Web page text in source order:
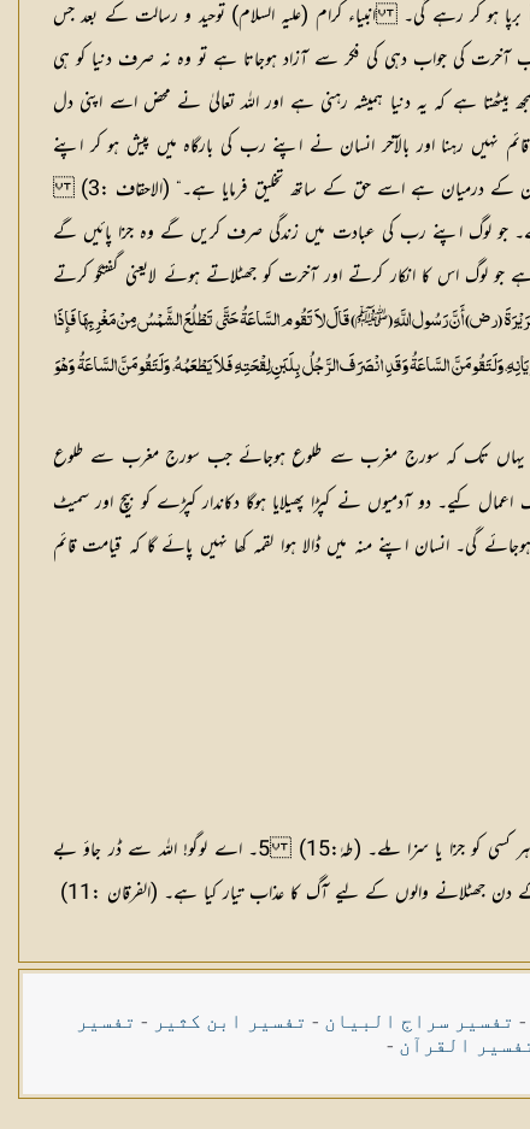
برپا ہو کر رہے گی۔ انبیاء کرام (علیہ السلام) توحید و رسالت کے بعد جس
آخرت کی جواب دہی کی فکر سے آزاد ہوجاتا ہے تو وہ نہ صرف دنیا کو ہی
ہے کہ یہ دنیا ہمیشہ رہنی ہے اور اللہ تعالیٰ نے محض اسے اپنی دل
رہنا اور بالآخر انسان نے اپنے رب کی بارگاہ میں پیش ہو کر اپنے
اعمال کا جواب دینا اور اسے اچھے یا برے انجام کا سامنا کرنا پڑے گا۔ اس بات کو مختصر الفاظ میں یوں بیان کیا گیا ہے۔ ” ہم نے زمین و آسمانوں کو اور جو کچھ ان کے درمیان ہے اسے حق کے ساتھ تخلیق فرمایا ہے۔“ (الاحقاف :3)
جو لوگ اپنے رب کی عبادت میں زندگی صرف کریں گے وہ جزا پائیں گے
جو لوگ اس کا انکار کرتے اور آخرت کو جھٹلاتے ہوئے لایعنی گفتگو کرتے
(رض) أَنَّ رَسُول اللَّہِ (ﷺ) قَالَ لاَ تَقُوم السَّاعَۃُ حَتَّی تَطْلُعَ الشَّمْسُ مِنْ مَغْرِبِہَا فَإِذَا
وَلَتَقُومَنَّ السَّاعَۃُ وَقَدِ انْصَرَفَ الرَّجُلُ بِلَبَنِ لِقْحَتِہِ فَلاَ یَطْعَمُہُ، وَلَتَقُومَنَّ السَّاعَۃُ وَہْوَ
یہاں تک کہ سورج مغرب سے طلوع ہوجائے جب سورج مغرب سے طلوع
کیے۔ دو آدمیوں نے کپڑا پھیلایا ہوگا دکاندار کپڑے کو بیچ اور سمیٹ
گی۔ انسان اپنے منہ میں ڈالا ہوا لقمہ کھا نہیں پائے گا کہ قیامت قائم
3۔ اللہ کا وعدہ سچا ہے اور قیامت برپا ہونے میں کوئی شک نہیں۔ (الکہف :21) 4۔ بے شک قیامت آنے والی ہے۔ میں اس کو پوشیدہ رکھنا چاہتا ہوں تاکہ ہر کسی کو جزا یا سزا ملے۔ (طہٰ:15) 5۔ اے لوگو! اللہ سے ڈر جاؤ بے
- تفسیر سراج البیان - تفسیر ابن کثیر - تفسیر
القرآن -